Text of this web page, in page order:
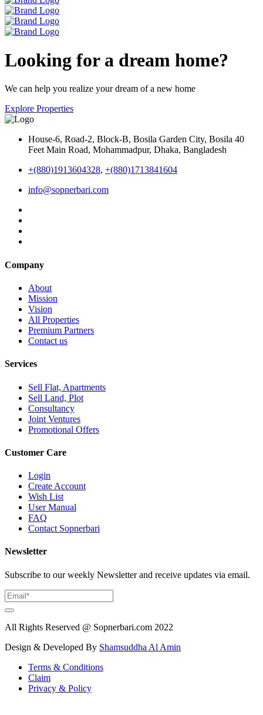
Looking for a dream home?
We can help you realize your dream of a new home
Explore Properties
House-6, Road-2, Block-B, Bosila Garden City, Bosila 40
Feet Main Road, Mohammadpur, Dhaka, Bangladesh
+(880)1913604328, +(880)1713841604
info@sopnerbari.com
Company
About
Mission
Vision
All Properties
Premium Partners
Contact us
Services
Sell Flat, Apartments
Sell Land, Plot
Consultancy
Joint Ventures
Promotional Offers
Customer Care
Login
Create Account
Wish List
User Manual
FAQ
Contact Sopnerbari
Newsletter
Subscribe to our weekly Newsletter and receive updates via email.
All Rights Reserved @ Sopnerbari.com 2022
Design & Developed By Shamsuddha Al Amin
Terms & Conditions
Claim
Privacy & Policy